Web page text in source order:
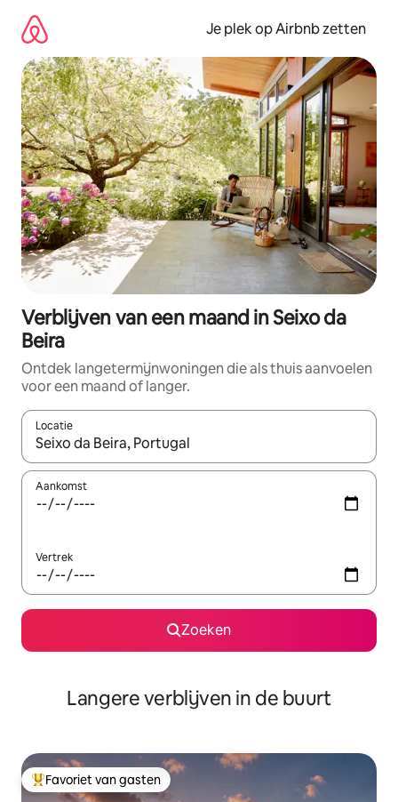
direct
naar
inhoud
Je plek op Airbnb zetten
Verblijven van een maand in Seixo da
Beira
Ontdek langetermijnwoningen die als thuis aanvoelen
voor een maand of langer.
Locatie
Wanneer er resultaten beschikbaar zijn, maak je een keuze
Aankomst
Vertrek
Zoeken
Langere verblijven in de buurt
Topfavoriet van gasten
Favoriet van gasten